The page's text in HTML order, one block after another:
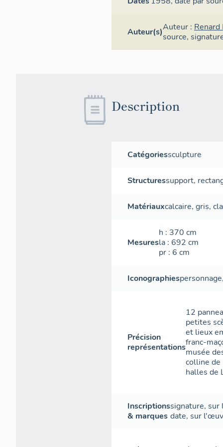
Auteur(s)Auteur : Renard
source,
Description
Catégoriessculpture
Structuressupport,
Matériauxcalcaire, gris,
Mesures
h : 370 cm
la : 692 cm
pr : 6 cm
Iconographiespersonnage
Précision
représentations
12
petites
et lieux
franc-
musée
colline de
halles de
Inscriptions
& marques
signature, sur
date, sur